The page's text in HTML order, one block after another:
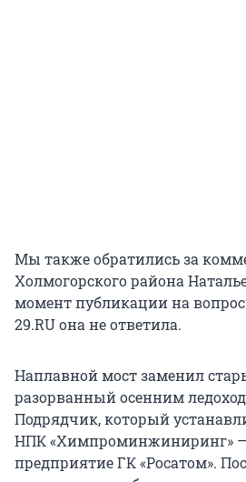
Мы также обратились за
Холмогорского района
момент публикации на
29.RU она не ответила.
Наплавной мост заменил
разорванный осенним
Подрядчик, который
НПК «Химпроминжиниринг» —
предприятие ГК «Росатом».